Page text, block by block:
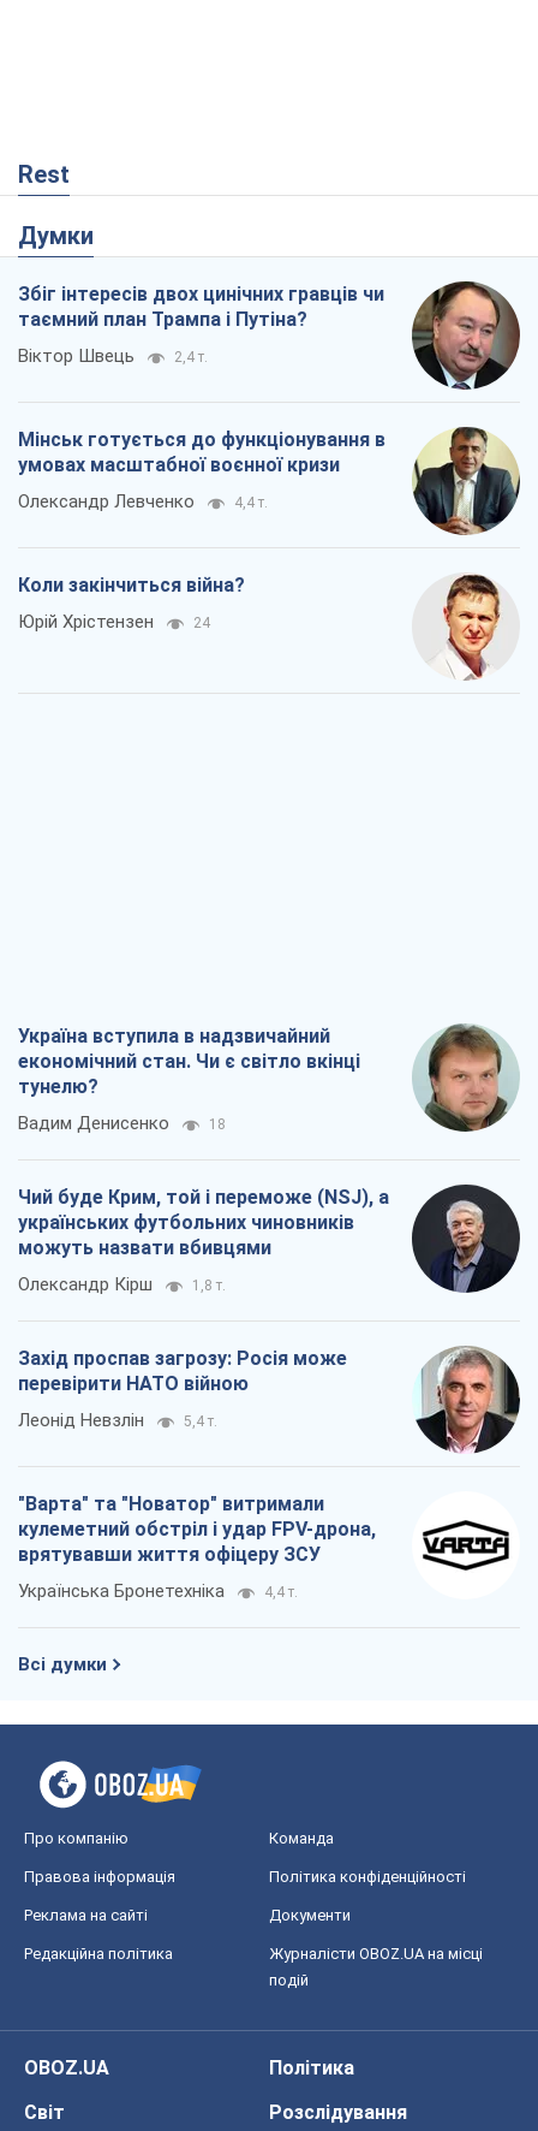
Rest
Думки
Збіг інтересів двох цинічних гравців чи
таємний план Трампа і Путіна?
Віктор Швець 2,4 т.
Мінськ готується до функціонування в
умовах масштабної воєнної кризи
Олександр Левченко 4,4 т.
Коли закінчиться війна?
Юрій Хрістензен 24
Україна вступила в надзвичайний
економічний стан. Чи є світло вкінці
тунелю?
Вадим Денисенко 18
Чий буде Крим, той і переможе (NSJ), а
українських футбольних чиновників
можуть назвати вбивцями
Олександр Кірш 1,8 т.
Захід проспав загрозу: Росія може
перевірити НАТО війною
Леонід Невзлін 5,4 т.
"Варта" та "Новатор" витримали
кулеметний обстріл і удар FPV-дрона,
врятувавши життя офіцеру ЗСУ
Українська Бронетехніка 4,4 т.
Всі думки
Про компанію Команда
Правова інформація Політика конфіденційності
Реклама на сайті Документи
Редакційна політика
Журналісти OBOZ.UA на місці
подій
OBOZ.UA
Політика
Світ
Розслідування